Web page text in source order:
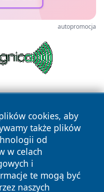
autopromocja
cookies, aby
także plików
od
w celach
i
te mogą być
naszych
Wszystkie prawa